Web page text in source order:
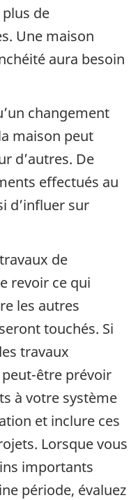
de
Une maison
aura besoin
changement
maison peut
d’autres. De
effectués au
d’influer sur
de
revoir ce qui
les autres
touchés. Si
travaux
peut-être prévoir
à votre système
et inclure ces
Lorsque vous
importants
période, évaluez